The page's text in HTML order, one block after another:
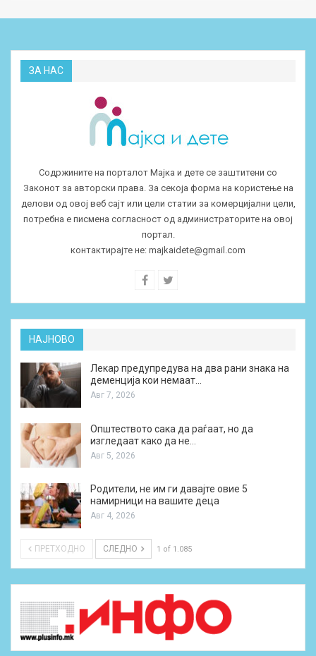
ЗА НАС
Содржините на порталот Мајка и дете се заштитени со
Законот за авторски права. За секоја форма на користење на
делови од овој веб сајт или цели статии за комерцијални цели,
потребна е писмена согласност од администраторите на овој
портал.
контактирајте не: majkaidete@gmail.com
НАЈНОВО
Лекар предупредува на два рани знака на
деменција кои немаат…
Авг 7, 2026
Општеството сака да раѓаат, но да
изгледаат како да не…
Авг 5, 2026
Родители, не им ги давајте овие 5
намирници на вашите деца
Авг 4, 2026
ПРЕТХОДНО СЛЕДНО 1 of 1.085